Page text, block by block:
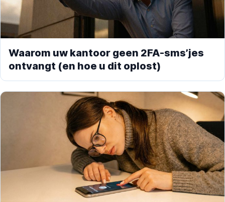
Waarom uw kantoor geen 2FA-sms’jes
ontvangt (en hoe u dit oplost)